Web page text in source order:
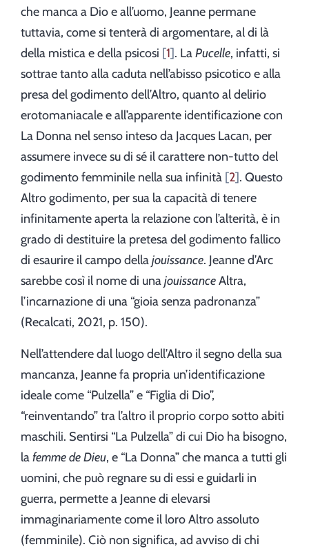
che manca a Dio e all’uomo, Jeanne permane
tuttavia, come si tenterà di argomentare, al di là
della mistica e della psicosi 1 . LaPucelle, infatti, si
sottrae tanto alla caduta nell’abisso psicotico e alla
presa del godimento dell’Altro, quanto al delirio
erotomaniacale e all’apparente identificazione con
La Donna nel senso inteso da Jacques Lacan, per
assumere invece su di sé il carattere non-tutto del
godimento femminile nella sua infinità 2 . Questo
Altro godimento, per sua la capacità di tenere
infinitamente aperta la relazione con l’alterità, è in
grado di destituire la pretesa del godimento fallico
di esaurire il campo dellajouissance. Jeanne d’Arc
sarebbe così il nome di unajouissanceAltra,
l’incarnazione di una “gioia senza padronanza”
(Recalcati, 2021, p. 150).
Nell’attendere dal luogo dell’Altro il segno della sua
mancanza, Jeanne fa propria un’identificazione
ideale come “Pulzella” e “Figlia di Dio”,
“reinventando” tra l’altro il proprio corpo sotto abiti
maschili. Sentirsi “La Pulzella” di cui Dio ha bisogno,
lafemme de Dieu, e “La Donna” che manca a tutti gli
uomini, che può regnare su di essi e guidarli in
guerra, permette a Jeanne di elevarsi
immaginariamente come il loro Altro assoluto
(femminile). Ciò non significa, ad avviso di chi